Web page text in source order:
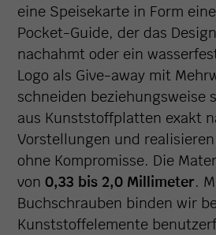
eine Speisekarte in Form
Pocket-Guide, der das
nachahmt oder ein
Logo als Give-away mit
schneiden beziehungsweise
aus Kunststoffplatten exakt
Vorstellungen und
ohne Kompromisse. Die
von0,33 bis 2,0 Millimeter.
Buchschrauben binden wir
Kunststoffelemente